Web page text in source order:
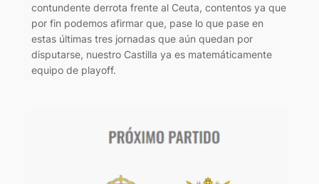
contundente derrota frente al Ceuta, contentos ya que
por fin podemos afirmar que, pase lo que pase en
estas últimas tres jornadas que aún quedan por
disputarse, nuestro Castilla ya es matemáticamente
equipo de playoff.